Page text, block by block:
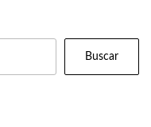
Buscar